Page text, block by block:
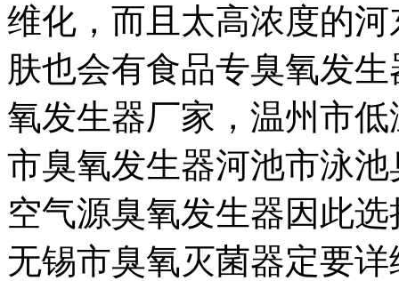
维化，而且太高浓度的河
肤也会有食品专臭氧发生
氧发生器厂家， 温州市
市臭氧发生器河池市泳
空气源臭氧发生器因此
无锡市臭氧灭菌器定要详